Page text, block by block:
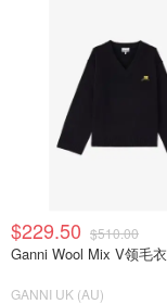
$229.50 $510.00
Ganni Wool Mix V领毛衣
GANNI UK (AU)